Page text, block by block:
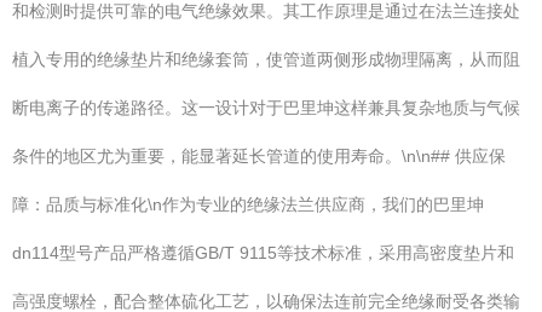
和检测时提供可靠的电气绝缘效果。其工作原理是通过在法兰连接处
植入专用的绝缘垫片和绝缘套筒，使管道两侧形成物理隔离，从而阻
断电离子的传递路径。这一设计对于巴里坤这样兼具复杂地质与气候
条件的地区尤为重要，能显著延长管道的使用寿命。\n\n## 供应保
障：品质与标准化\n作为专业的绝缘法兰供应商，我们的巴里坤
dn114型号产品严格遵循GB/T 9115等技术标准，采用高密度垫片和
高强度螺栓，配合整体硫化工艺，以确保法连前完全绝缘耐受各类输